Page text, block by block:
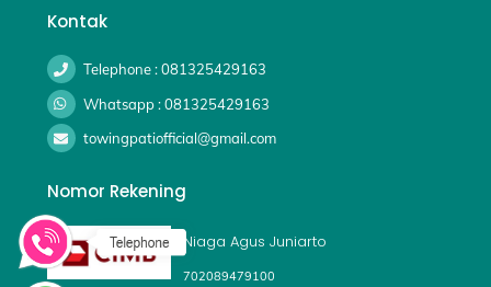
Kontak
Telephone : 081325429163
Whatsapp : 081325429163
towingpatiofficial@gmail.com
Nomor Rekening
Niaga Agus Juniarto
702089479100